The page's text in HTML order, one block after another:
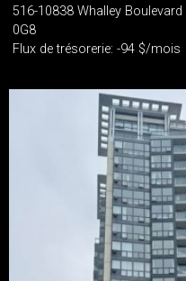
516-10838 Whalley Boulevard
0G8
Flux de trésorerie: -94 $/mois